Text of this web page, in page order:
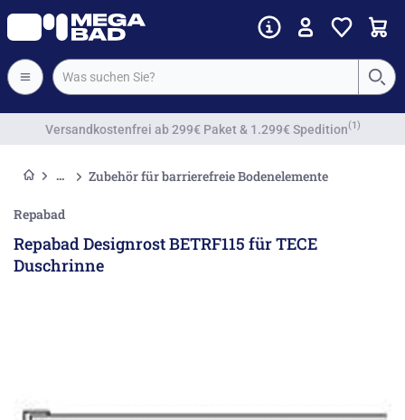
Versandkostenfrei ab 299€ Paket & 1.299€ Spedition(1)
Zubehör für barrierefreie Bodenelemente
Repabad
Repabad Designrost BETRF115 für TECE
Duschrinne